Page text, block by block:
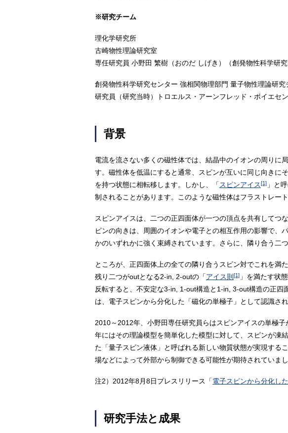
※研究チーム
理化学研究所
古崎物性理論研究室
専任研究員 小野田 繁樹（おのだ しげき）（創発物性科学研
創発物性科学研究センター 強相関物理部門 量子物性理論研究
研究員（研究当時）トロエルス・アーンフレッド・ボイエセ
背景
電流を流さない多くの磁性体では、結晶中のイオンの周りに
す。磁性体を低温にすると通常、スピンが互いに同じ向きに
を持つ状態に相転移します。しかし、「 スピンアイス[1] 」と
制されることがあります。このような磁性体はフラストレー
スピンアイスは、二つの正四面体が一つの頂点を共有してつ
ピンの向きは、周囲のイオンや電子との相互作用の影響で、
かのいずれかに強く束縛されています。さらに、隣り合う二
ところが、正四面体上の全ての隣り合うスピン対でこれを満
残り二つがoutとなる2-in, 2-outの「アイス則 [1] 」を満たす状
反転すると、不安定な3-in, 1-out構造と1-in, 3-out構造の正
は、電子スピンから分化した「磁化の単極子」として認識され
2010～2012年、小野田専任研究員らはスピンアイスの単極
年にはその理論模型を簡単化した模型に対して、スピンが
た「量子スピン液体」と呼ばれる新しい物質状態が実現する
場などによって外部から制御できる可能性が期待されていまし
注2）2012年8月8日プレスリリース「電子スピンから分化し
研究手法と成果